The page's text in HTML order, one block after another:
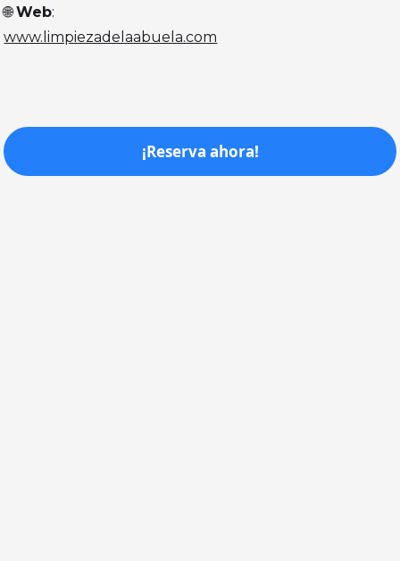
🌐Web:
www.limpiezadelaabuela.com
¡Reserva ahora!